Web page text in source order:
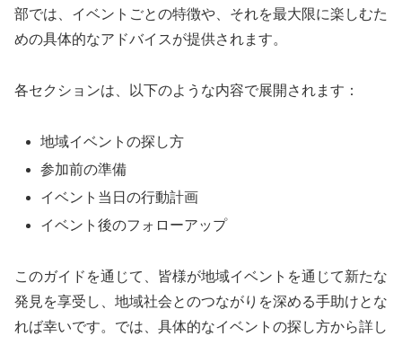
部では、イベントごとの特徴や、それを最大限に楽しむた
めの具体的なアドバイスが提供されます。
各セクションは、以下のような内容で展開されます：
地域イベントの探し方
参加前の準備
イベント当日の行動計画
イベント後のフォローアップ
このガイドを通じて、皆様が地域イベントを通じて新たな
発見を享受し、地域社会とのつながりを深める手助けとな
れば幸いです。では、具体的なイベントの探し方から詳し